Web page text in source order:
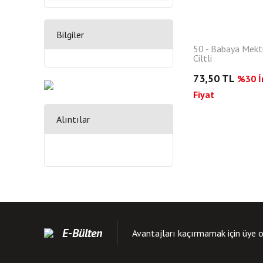
Bilgiler
Alıntılar
50 - Babaya
Ciltli
73,50 TL %30
Fiyat
E-Bülten Avantajları kaçırmamak için üye